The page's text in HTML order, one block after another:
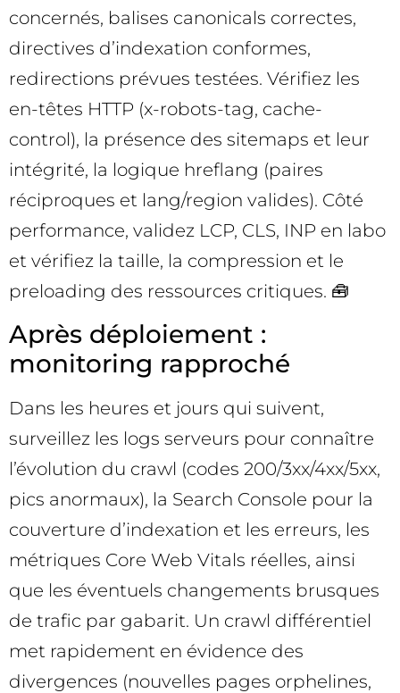
concernés, balises canonicals correctes,
directives d’indexation conformes,
redirections prévues testées. Vérifiez les
en-têtes HTTP (x-robots-tag, cache-
control), la présence des sitemaps et leur
intégrité, la logique hreflang (paires
réciproques et lang/region valides). Côté
performance, validez LCP, CLS, INP en labo
et vérifiez la taille, la compression et le
preloading des ressources critiques. 🧰
Après déploiement :
monitoring rapproché
Dans les heures et jours qui suivent,
surveillez les logs serveurs pour connaître
l’évolution du crawl (codes 200/3xx/4xx/5xx,
pics anormaux), la Search Console pour la
couverture d’indexation et les erreurs, les
métriques Core Web Vitals réelles, ainsi
que les éventuels changements brusques
de trafic par gabarit. Un crawl différentiel
met rapidement en évidence des
divergences (nouvelles pages orphelines,